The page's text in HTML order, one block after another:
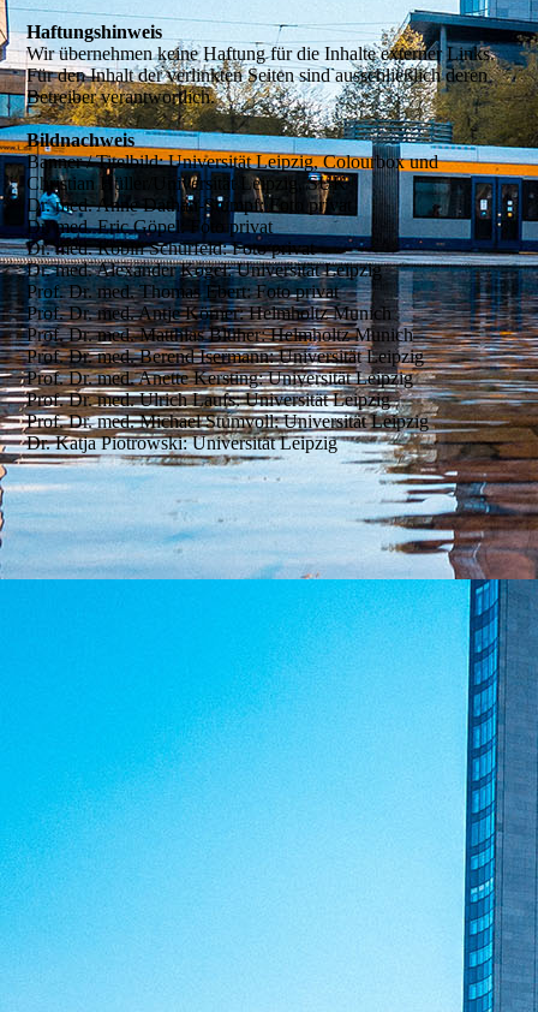
Haftungshinweis
Wir übernehmen keine Haftung für die Inhalte externer Links.
Für den Inhalt der verlinkten Seiten sind ausschließlich deren
Betreiber verantwortlich.
Bildnachweis
Banner / Titelbild: Universität Leipzig, Colourbox und
Christian Hüller/Universität Leipzig, SUK
Dr. med. Anne Dathan-Stumpf: Foto privat
Dr. med. Eric Göpel: Foto privat
Dr. med. Robin Schürfeld: Foto privat
Dr. med. Alexander Kogel: Universität Leipzig
Prof. Dr. med. Thomas Ebert: Foto privat
Prof. Dr. med. Antje Körner: Helmholtz Munich
Prof. Dr. med. Matthias Blüher: Helmholtz Munich
Prof. Dr. med. Berend Isermann: Universität Leipzig
Prof. Dr. med. Anette Kersting: Universität Leipzig
Prof. Dr. med. Ulrich Laufs: Universität Leipzig
Prof. Dr. med. Michael Stumvoll: Universität Leipzig
Dr. Katja Piotrowski: Universität Leipzig